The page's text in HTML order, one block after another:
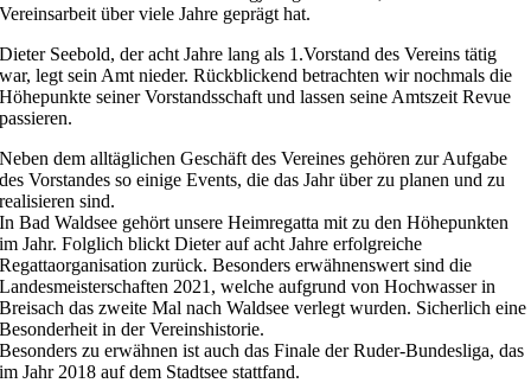
Vereinsarbeit über viele Jahre geprägt hat.
Dieter Seebold, der acht Jahre lang als 1.Vorstand des Vereins tätig
war, legt sein Amt nieder. Rückblickend betrachten wir nochmals die
Höhepunkte seiner Vorstandsschaft und lassen seine Amtszeit Revue
passieren.
Neben dem alltäglichen Geschäft des Vereines gehören zur Aufgabe
des Vorstandes so einige Events, die das Jahr über zu planen und zu
realisieren sind.
In Bad Waldsee gehört unsere Heimregatta mit zu den Höhepunkten
im Jahr. Folglich blickt Dieter auf acht Jahre erfolgreiche
Regattaorganisation zurück. Besonders erwähnenswert sind die
Landesmeisterschaften 2021, welche aufgrund von Hochwasser in
Breisach das zweite Mal nach Waldsee verlegt wurden. Sicherlich eine
Besonderheit in der Vereinshistorie.
Besonders zu erwähnen ist auch das Finale der Ruder-Bundesliga, das
im Jahr 2018 auf dem Stadtsee stattfand.